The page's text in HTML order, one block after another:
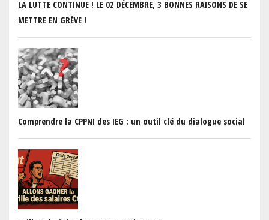
LA LUTTE CONTINUE ! LE 02 DÉCEMBRE, 3 BONNES RAISONS DE SE
METTRE EN GRÈVE !
Comprendre la CPPNI des IEG : un outil clé du dialogue social